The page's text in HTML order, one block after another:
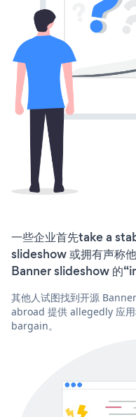
一些企业首先take a
slideshow 或拥有声称
Banner slideshow 的
其他人试图找到开源
abroad 提供 allegedly 应
bargain。